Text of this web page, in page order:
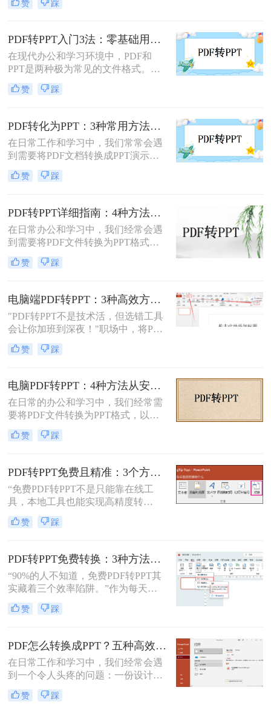
新排版，掌握几种有效的转换方法都
ppt文档呢？本文将介绍三种常用的
PDF转PPT的方法，帮助您轻松完成
PDF到PPT的转换。
赞 踩
PDF转PPT入门3法：零基础用户的操作要点和注意事项！
在现代办公和学习环境中，PDF和
PPT是两种极为常见的文件格式。
PDF因其固定格式的特点而受到广泛
欢迎，尤其适合用于合同、学术论文
而，当这些静态内容需要被进一步编
辑或在公共场合展示时，将其转换为
PPT格式成为了一种常见的需求。那
么PDF如何转为PPT呢？本文将详细
介绍三种将PDF转换为PPT的方法，
帮助您根据自己的实际需求选择最合
赞 踩
PDF转化为PPT：3种常用方法在不同PPT版本下的兼容性！
在日常工作和学习中，我们常常会遇
到需要将PDF文档转换成PPT演示文
稿的情况。无论是为了更好地展示信
息，还是为了方便编辑，掌握如何进
么怎么将pdf转化为ppt呢？本文将介
绍三种常用的方法来实现PDF到PPT
的转换。
赞 踩
PDF转PPT详细指南：4种方法的参数配置和输出效果调优！
在日常办公和学习中，我们经常会遇
到需要将PDF文件转换为PPT格式的
情况。无论是为了便于演示还是进一
步编辑，掌握有效的转换方法都是必
本文将详细介绍几种常用的方法。
赞 踩
电脑端PDF转PPT：3种高效方法的操作步骤和格式保留设置！
"PDF转PPT不是技术活，但选错工具
会让你加班到深夜！"职场中，将PDF
报告一键转化为PPT演示文稿是高频
刚需。然而，90%的办公族曾陷入“转
工”的泥潭——这不是能力问题，而
是工具选择的致命陷阱。那么怎么在
电脑上把pdf转换成ppt呢？作为深耕
电脑办公软件测评8年的博主，我亲
测30+工具，今天聚焦精准高效的转
换方案，帮你避开99%的坑。拒绝低
赞 踩
电脑PDF转PPT：4种方法从安装到输出的完整对比！
在日常的办公和学习中，我们经常需
要将PDF文件转换为PPT格式，以便
更好地进行演示和编辑。那么电脑如
何PDF转PPT呢？以下介绍四种常见
赞 踩
PDF转PPT免费且精准：3个方法的转换精度和避坑指南！
“免费PDF转PPT不是只能靠在线工
具，本地工具也能实现高精度转
换”在职场办公与自媒体创作中，将
PDF格式的报告、课件、素材转为可
需求。但多数人在寻找免费转换方法
时，要么遭遇操作繁琐的困境，要么
面临转换后格式错乱、信息丢失的问
题，甚至担心文件隐私泄露
赞 踩
PDF转PPT免费转换：3种方法的隐藏功能和效率差异！
“90%的人不知道，免费PDF转PPT其
实藏着三个效率陷阱。”作为每天处
理20+份文档的办公博主，我见过太
多人被“免费转换”的噱头坑过——要
要么扫描版PDF转完还是图片格式，
更有甚者因为文件包含商业数据，转
换后收到平台的“付费解锁”勒索邮
件。
赞 踩
PDF怎么转换成PPT？五种高效方法，适用不同场景全解析！
在日常工作和学习中，我们经常会遇
到一个令人头疼的问题：一份设计精
美、内容详实的PDF文档，需要被转
换为可编辑、可演示的
赞 踩